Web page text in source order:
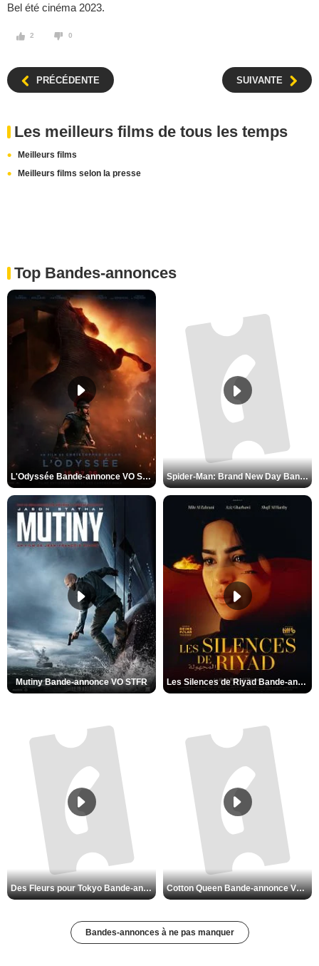
Bel été cinéma 2023.
2 0
PRÉCÉDENTE SUIVANTE
Les meilleurs films de tous les temps
Meilleurs films
Meilleurs films selon la presse
Top Bandes-annonces
L'Odyssée Bande-annonce VO STFR Spider-Man: Brand New Day Bande-annonce VO STFR
Mutiny Bande-annonce VO STFR Les Silences de Riyad Bande-annonce VO STFR
Des Fleurs pour Tokyo Bande-annonce VO STFR Cotton Queen Bande-annonce VO STFR
Bandes-annonces à ne pas manquer